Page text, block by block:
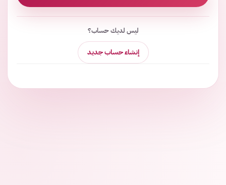
ليس لديك حساب؟
إنشاء حساب جديد